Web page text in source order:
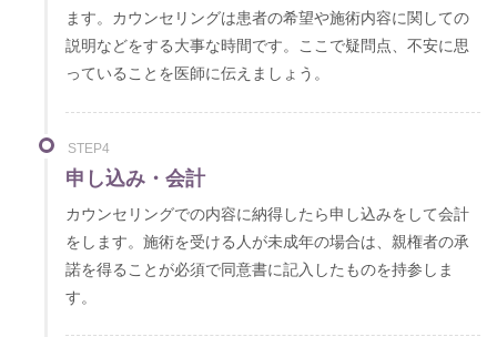
ます。カウンセリングは患者の希望や施術内容に関しての
説明などをする大事な時間です。ここで疑問点、不安に思
っていることを医師に伝えましょう。
STEP4
申し込み・会計
カウンセリングでの内容に納得したら申し込みをして会計
をします。施術を受ける人が未成年の場合は、親権者の承
諾を得ることが必須で同意書に記入したものを持参しま
す。